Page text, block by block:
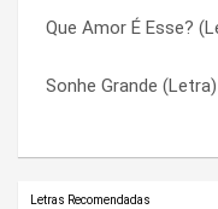
Que Amor É Esse?
Sonhe Grande (Letra)
Que Amor É Esse?
Deus É Deus (Letra)
Que Amor É Esse?
Sonhe Grande (Letra)
Letras Recomendadas